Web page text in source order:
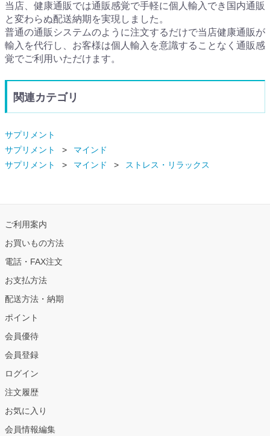
当店、健康通販では通販感覚で手軽に個人輸入でき国内通販
と変わらぬ配送納期を実現しました。
普通の通販システムのように注文するだけで当店健康通販が
輸入を代行し、お客様は個人輸入を意識することなく通販感
覚でご利用いただけます。
関連カテゴリ
サプリメント
サプリメント
マインド
サプリメント
マインド ストレス・リラックス
ご利用案内
お買いもの方法
電話・FAX注文
お支払方法
配送方法・納期
ポイント
会員優待
会員登録
ログイン
注文履歴
お気に入り
会員情報編集